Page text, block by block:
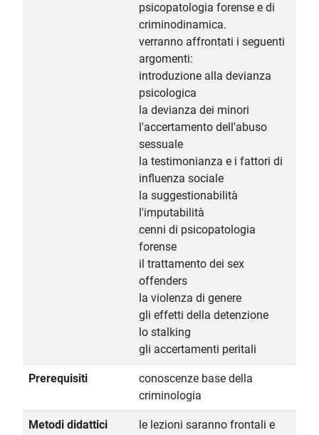
psicopatologia forense e di
criminodinamica.
verranno affrontati i seguenti
argomenti:
introduzione alla devianza
psicologica
la devianza dei minori
l'accertamento dell'abuso
sessuale
la testimonianza e i fattori di
influenza sociale
la suggestionabilità
l'imputabilità
cenni di psicopatologia
forense
il trattamento dei sex
offenders
la violenza di genere
gli effetti della detenzione
lo stalking
gli accertamenti peritali
Prerequisiti
conoscenze base della
criminologia
Metodi didattici
le lezioni saranno frontali e